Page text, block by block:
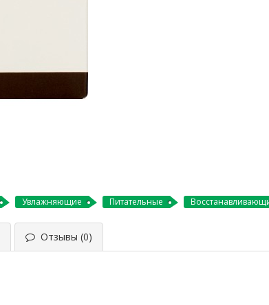
Увлажняющие Питательные
Отзывы (0)